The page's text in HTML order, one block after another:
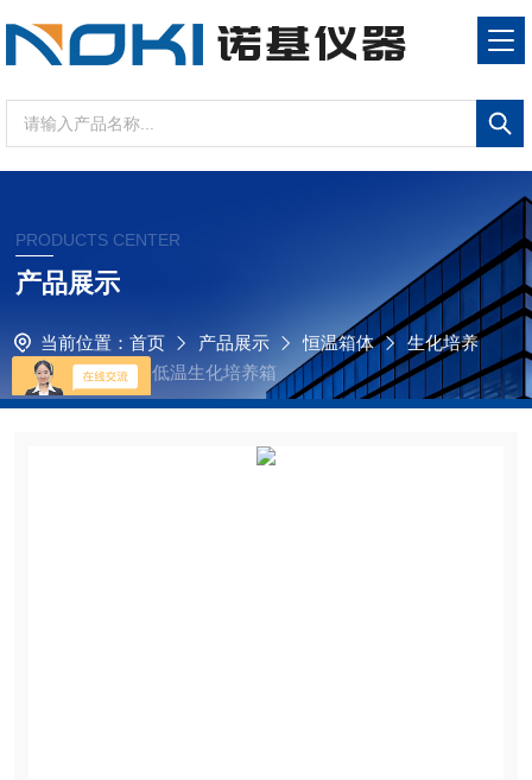
PRODUCTS CENTER
产品展示
当前位置： 首页 产品展示 恒温箱体
生化培养
SPX-80F-B低温生化培养箱